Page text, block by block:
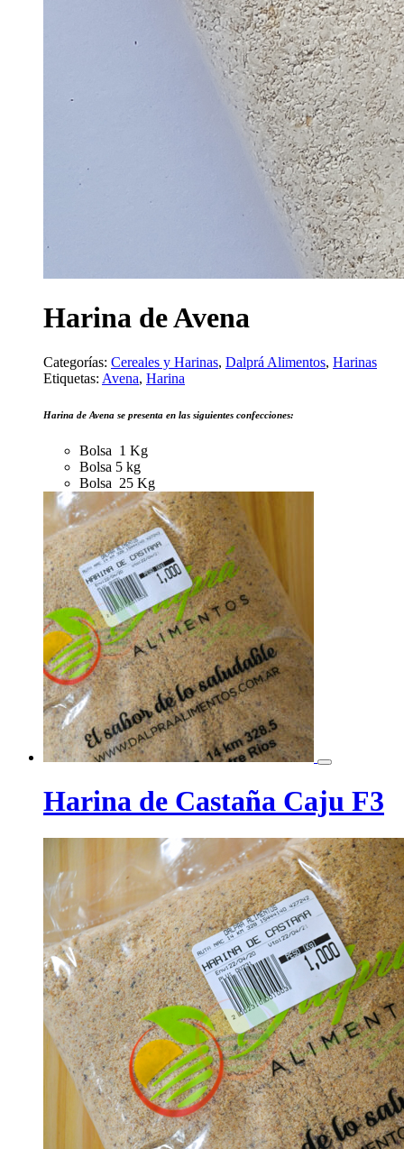
Harina de Avena
Categorías: Cereales y Harinas, Dalprá Alimentos, Harinas
Etiquetas: Avena, Harina
Harina de Avena se presenta en las siguientes confecciones:
Bolsa 1 Kg
Bolsa 5 kg
Bolsa 25 Kg
Harina de Castaña Caju F3